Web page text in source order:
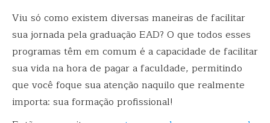
Viu só como existem diversas maneiras de facilitar
sua jornada pela graduação EAD? O que todos esses
programas têm em comum é a capacidade de facilitar
sua vida na hora de pagar a faculdade, permitindo
que você foque sua atenção naquilo que realmente
importa: sua formação profissional!